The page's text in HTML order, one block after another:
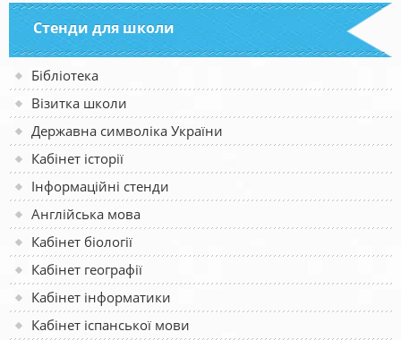
Стенди для школи
Бібліотека
Візитка школи
Державна символіка України
Кабінет історії
Інформаційні стенди
Англійська мова
Кабінет біології
Кабінет географії
Кабінет інформатики
Кабінет іспанської мови